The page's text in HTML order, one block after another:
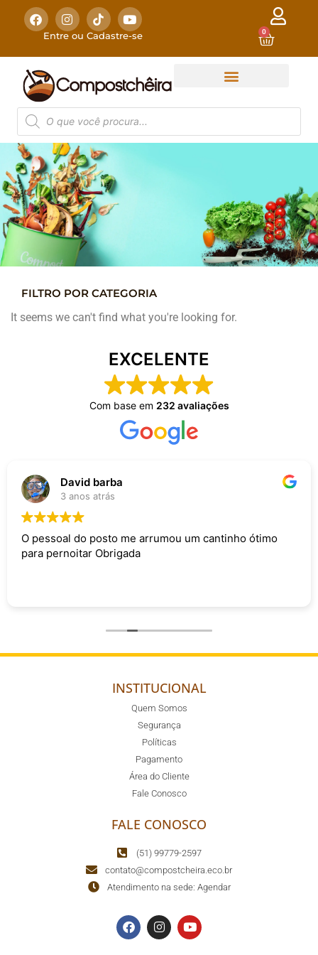
Entre ou Cadastre-se 0
COMPOSTAGEM
Composte seus Resíduos - Trate
FILTRO POR CATEGORIA
It seems we can't find what you're looking for.
EXCELENTE
Com base em 232 avaliações
David barba
3 anos atrás
O pessoal do posto me arrumou um cantinho ótimo
para pernoitar Obrigada
INSTITUCIONAL
Quem Somos
Segurança
Políticas
Pagamento
Área do Cliente
Fale Conosco
FALE CONOSCO
(51) 99779-2597
contato@compostcheira.eco.br
Atendimento na sede: Agendar